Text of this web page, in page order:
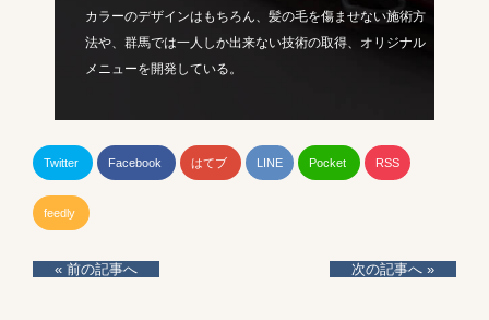
カラーのデザインはもちろん、髪の毛を傷ませない施術方
法や、群馬では一人しか出来ない技術の取得、オリジナル
メニューを開発している。
Twitter Facebook はてブ LINE Pocket RSS
feedly
« 前の記事へ 次の記事へ »